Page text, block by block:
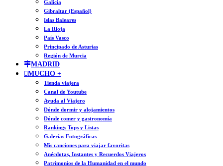
Galicia
Gibraltar (Español)
Islas Baleares
La Rioja
País Vasco
Principado de Asturias
Región de Murcia
MADRID
MUCHO +
Tienda viajera
Canal de Youtube
Ayuda al Viajero
Dónde dormir y alojamientos
Dónde comer y gastronomía
Rankings Tops y Listas
Galerías Fotográficas
Mis canciones para viajar favoritas
Anécdotas, Instantes y Recuerdos Viajeros
Patrimonios de la Humanidad en el mundo